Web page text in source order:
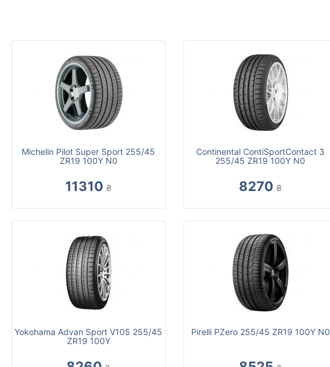
Michelin Pilot Super Sport 255/45
ZR19 100Y N0
11310 ₴
Continental ContiSportContact 3
255/45 ZR19 100Y N0
8270 ₴
Yokohama Advan Sport V105 255/45
ZR19 100Y
Pirelli PZero 255/45 ZR19 100Y N0